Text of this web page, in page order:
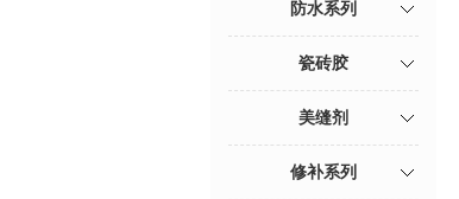
防水系列
瓷砖胶
美缝剂
修补系列